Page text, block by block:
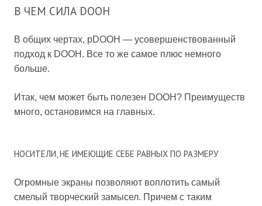
В ЧЕМ СИЛА DOOH
В общих чертах, pDOOH — усовершенствованный
подход к DOOH. Все то же самое плюс немного
больше.
Итак, чем может быть полезен DOOH? Преимуществ
много, остановимся на главных.
НОСИТЕЛИ, НЕ ИМЕЮЩИЕ СЕБЕ РАВНЫХ ПО РАЗМЕРУ
Огромные экраны позволяют воплотить самый
смелый творческий замысел. Причем с таким